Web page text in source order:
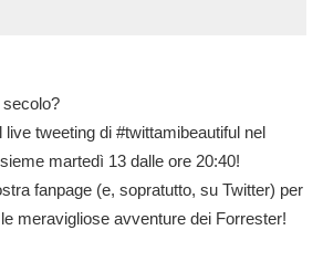
secolo?
live tweeting di #twittamibeautiful nel
martedì 13 dalle ore 20:40!
fanpage (e, sopratutto, su Twitter) per
meravigliose avventure dei Forrester!